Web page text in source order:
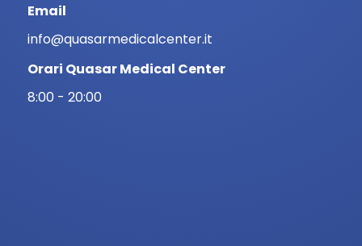
Email
info@quasarmedicalcenter.it
Orari Quasar Medical Center
8:00 - 20:00